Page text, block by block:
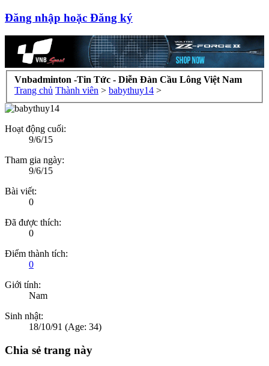
Đăng nhập hoặc Đăng ký
Vnbadminton -Tin Tức - Diễn Đàn Cầu Lông Việt Nam
Trang chủ Thành viên > babythuy14 >
Hoạt động cuối:
9/6/15
Tham gia ngày:
9/6/15
Bài viết:
0
Đã được thích:
0
Điểm thành tích:
0
Giới tính:
Nam
Sinh nhật:
18/10/91 (Age: 34)
Chia sẻ trang này